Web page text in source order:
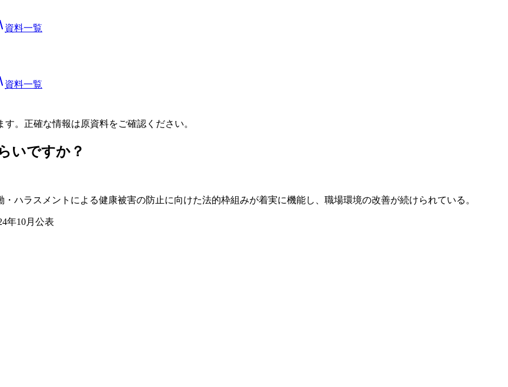
資料一覧
資料一覧
す。正確な情報は原資料をご確認ください。
いですか？
ハラスメントによる健康被害の防止に向けた法的枠組みが着実に機能し、職場環境の改善が続けられている。
年10月公表